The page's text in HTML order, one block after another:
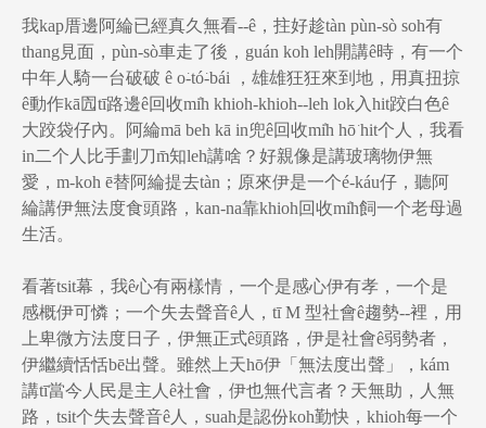
我kap厝邊阿綸已經真久無看--ê，拄好趁tàn pùn-sò soh有
thang見面，pùn-sò車走了後，guán koh leh開講ê時，有一个
中年人騎一台破破 ê o͘-tó͘-bái ，雄雄狂狂來到地，用真扭掠
ê動作kā囥tī路邊ê回收mi̍h khioh-khioh--leh lok入hit跤白色ê
大跤袋仔內。阿綸mā beh kā in兜ê回收mi̍h hō͘ hit个人，我看
in二个人比手劃刀m̄知leh講啥？好親像是講玻璃物伊無
愛，m-koh ē替阿綸提去tàn；原來伊是一个é-káu仔，聽阿
綸講伊無法度食頭路，kan-na靠khioh回收mi̍h飼一个老母過
生活。
看著tsit幕，我ê心有兩樣情，一个是感心伊有孝，一个是
感概伊可憐；一个失去聲音ê人，tī M 型社會ê趨勢--裡，用
上卑微方法度日子，伊無正式ê頭路，伊是社會ê弱勢者，
伊繼續恬恬bē出聲。雖然上天hō͘伊「無法度出聲」，kám
講tī當今人民是主人ê社會，伊也無代言者？天無助，人無
路，tsit个失去聲音ê人，suah是認份koh勤快，khioh每一个